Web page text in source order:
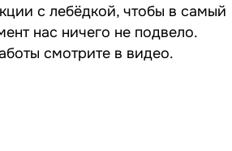
с лебёдкой, чтобы в самый
нас ничего не подвело.
смотрите в видео.